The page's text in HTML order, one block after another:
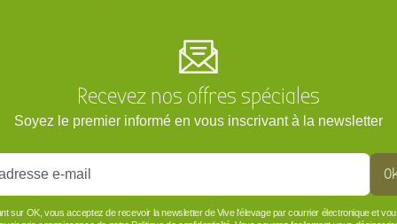
Recevez nos offres spéciales
Soyez le premier informé en vous inscrivant à la newsletter
Ok
sur OK, vous acceptez de recevoir la newsletter de Vive l'élevage par courrier électronique et